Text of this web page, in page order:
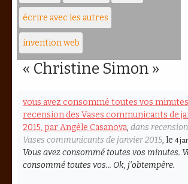
écrire avec les autres
invention web
« Christine Simon »
vous avez consommé toutes vos
recension des Vases communicants de
2015, par Angèle Casanova, dans
Vases communicants de janvier 2015, le 4
Vous avez consommé toutes vos minutes.
consommé toutes vos... Ok, j’obtempère.